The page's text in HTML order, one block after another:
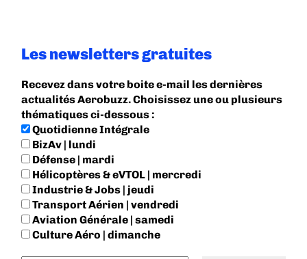
Les newsletters gratuites
Recevez dans votre boite e-mail les dernières
actualités Aerobuzz. Choisissez une ou plusieurs
thématiques ci-dessous :
Quotidienne Intégrale
BizAv | lundi
Défense | mardi
Hélicoptères & eVTOL | mercredi
Industrie & Jobs | jeudi
Transport Aérien | vendredi
Aviation Générale | samedi
Culture Aéro | dimanche